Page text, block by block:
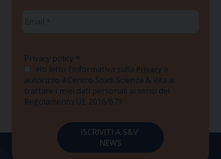
Privacy policy *
Ho letto l'informativa sulla Privacy e
autorizzo il Centro Studi Scienza & Vita a
trattare i miei dati personali ai sensi del
Regolamento UE 2016/679